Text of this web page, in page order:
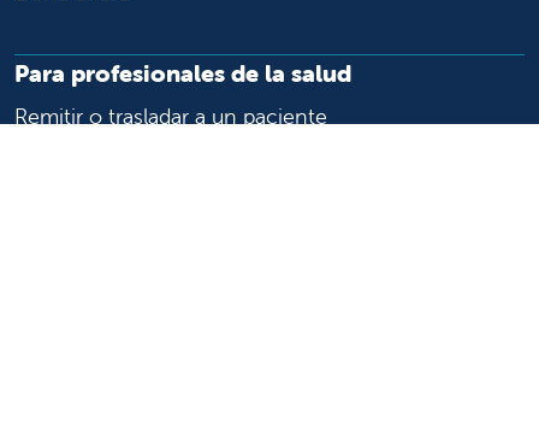
Para profesionales de la salud
Remitir o trasladar a un paciente